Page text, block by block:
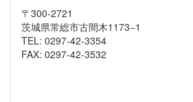
〒300-2721
茨城県常総市古間木1173−1
TEL: 0297-42-3354
FAX: 0297-42-3532